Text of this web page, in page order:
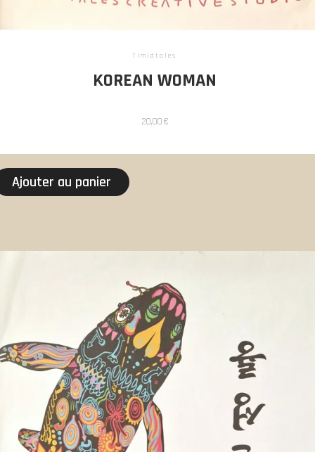
Timidtales
KOREAN WOMAN
20,00€
Ajouter au panier